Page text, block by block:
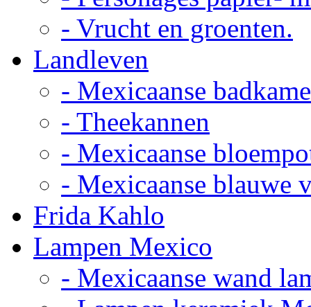
- Vrucht en groenten.
Landleven
- Mexicaanse
- Theekannen
- Mexicaanse
- Mexicaanse blauwe
Frida Kahlo
Lampen Mexico
- Mexicaanse wand